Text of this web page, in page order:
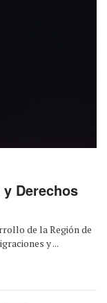
Derechos
de la Región de
y ...